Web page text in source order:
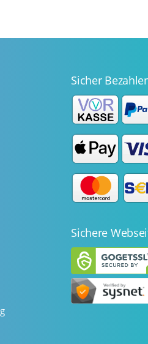
Sicher
Sichere